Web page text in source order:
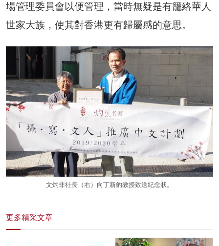
場管理委員會以便管理，當時無疑是有籠絡華人
世家大族，使其對香港更有歸屬感的意思。
文灼非社長（右）向丁新豹教授致送紀念狀。
更多精采文章